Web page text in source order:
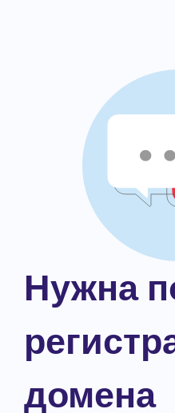
Нужна
домена